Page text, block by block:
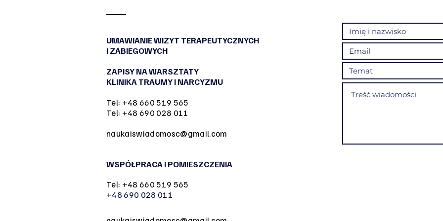
UMAWIANIE WIZYT TERAPEUTYCZNYCH
I ZABIEGOWYCH
ZAPISY NA WARSZTATY
KLINIKA TRAUMY I NARCYZMU
Tel: +48 660 519 565
Tel: +48 690 028 011
naukaiswiadomosc@gmail.com
WSPÓŁPRACA I POMIESZCZENIA
Tel: +48 660 519 565
+48 690 028 011